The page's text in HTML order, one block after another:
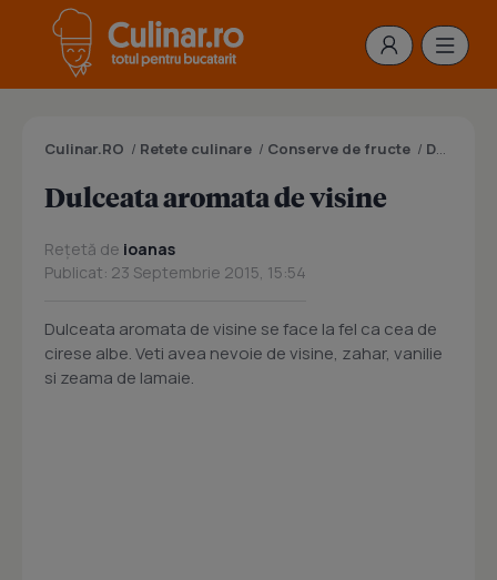
Culinar.RO / Retete culinare / Conserve de fructe / Dulceata
Dulceata aromata de visine
Rețetă de ioanas
Publicat: 23 Septembrie 2015, 15:54
Dulceata aromata de visine se face la fel ca cea de
cirese albe. Veti avea nevoie de visine, zahar, vanilie
si zeama de lamaie.